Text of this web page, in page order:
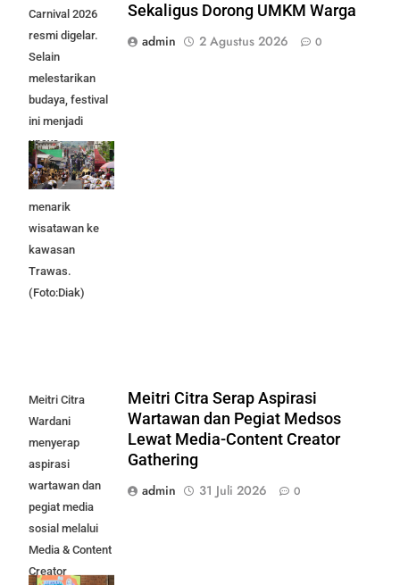
Carnival 2026
resmi digelar.
Selain
melestarikan
budaya, festival
ini menjadi
upaya
menggerakkan
UMKM dan
menarik
wisatawan ke
kawasan
Trawas.
(Foto:Diak)
Sekaligus Dorong UMKM Warga
admin
2 Agustus 2026 0
Meitri Citra
Wardani
menyerap
aspirasi
wartawan dan
pegiat media
sosial melalui
Media & Content
Creator
Meitri Citra Serap Aspirasi
Wartawan dan Pegiat Medsos
Lewat Media-Content Creator
Gathering
admin
31 Juli 2026 0